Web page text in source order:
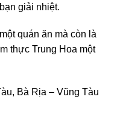
giải nhiệt.
quán ăn mà còn là
thực Trung Hoa một
Bà Rịa – Vũng Tàu